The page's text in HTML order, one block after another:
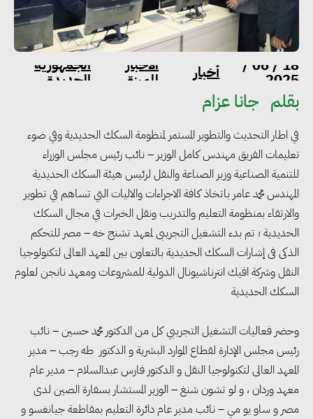
18 / 06 /
2025 أخبار الاخبار
المميزة
الجمهورية
الجديدة
بقلم جانا عزام
في اطار التحديث والتطوير المستمر لمنظومة السكك الحديدية وفي ضوء
تعليمات الفريق مهندس كامل الوزير – نائب رئيس مجلس الوزراء
للتنمية الصناعية وزير الصناعة والنقل لرئيس هيئة السكك الحديدية
المهندس محمد عامر باتخاذ كافة الاجراءات والاليات التي تساهم في تطوير
والارتقاء بمنظومة التعليم والتدريب ونقل الخبرات في مجال السكك
الحديدية ؛ تم بدء التشغيل التجريبى لمعهد تشنج خه – مصر للتحكم
الذكى فى إشارات السكك الحديدية بالتعاون بين المعهد العالى لتكنولوجيا
النقل وشركة افيك انترناشيونال الدولية للمشروعات ومعهد نانجن لعلوم
السكك الحديدية
وحضر فعاليات التشغيل التجريبي كل من الدكتور محمد حسين – نائب
رئيس مجلس الإدارة لقطاع الموارد البشرية و الدكتور طه رجب – مدير
المعهد العالى لتكنولوجيا النقل و الدكتور فارس عبدالسلام – مدير عام
معهد وردان ، و لو تشون شنغ – الوزير المستشار بسفارة الصين لدى
مصر و ساو يو مي – نائب مدير عام دائرة التعليم بمقاطعة جيانغسو و